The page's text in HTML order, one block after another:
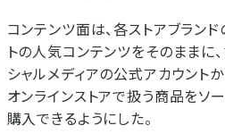
コンテンツ面は、各ストアブラン
トの人気コンテンツをそのままに
シャルメディアの公式アカウント
オンラインストアで扱う商品をソ
購入できるようにした。